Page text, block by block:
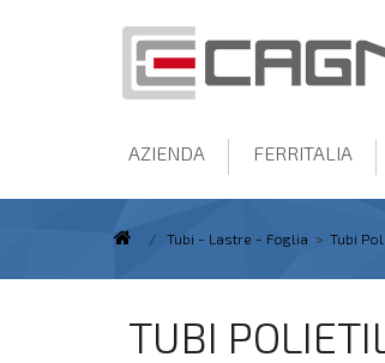
AZIENDA FERRITALIA
/ Tubi - Lastre - Foglia > Tubi
TUBI